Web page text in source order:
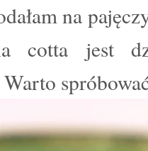
na
cotta jest